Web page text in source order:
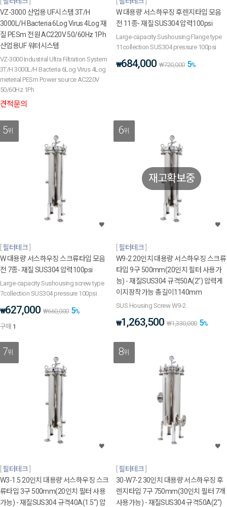
VZ-3000 산업용 UF시스템 3T/H
3000L/H Bacteria 6Log Virus 4Log 재
질 PESm 전원 AC220V 50/60Hz 1Ph
산업용UF 워터시스템
VZ-3000 Industrial Ultra Filtration System
3T/H 3000L/H Bacteria 6Log Virus 4Log
meterial PESm Power source AC220V
50/60Hz 1Ph
견적문의
W 대용량 서스하우징 후렌지타입 모음
전 11종- 재질 SUS304 압력100psi
Large-capacity Sushousing Flange type
11collection SUS304 pressure 100psi
₩684,000 ₩720,000 5%
5위
필터테크
W 대용량 서스하우징 스크류타입 모음
전 7종- 재질 SUS304 압력100psi
Large-capacity Sushousing screw type
7collection SUS304 pressure 100psi
₩627,000 ₩660,000 5%
구매 1
재고확보중
6위
필터테크
W9-2 20인치 대용량 서스하우징 스크류
타입 9구 500mm(20인치 필터 사용가
능) - 재질SUS304 규격50A(2") 압력게
이지장착가능 총길이1140mm
SUS Housing Screw W9-2
₩1,263,500 ₩1,330,000 5%
7위
필터테크
W3-1.5 20인치 대용량 서스하우징 스크
류타입 3구 500mm(20인치 필터 사용
가능) - 재질SUS304 규격40A(1.5") 압
8위
필터테크
30-W7-2 30인치 대용량 서스하우징 후
렌지타입 7구 750mm(30인치 필터 7개
사용가능) - 재질SUS304 규격50A(2")